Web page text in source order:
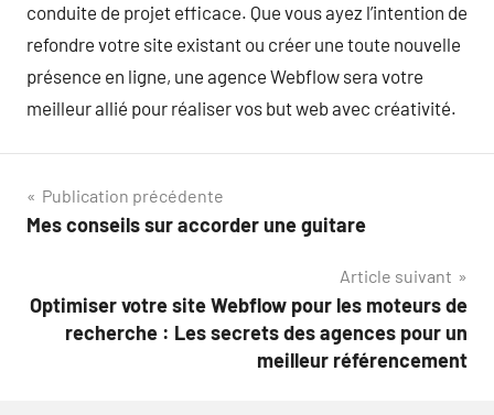
conduite de projet efficace. Que vous ayez l’intention de
refondre votre site existant ou créer une toute nouvelle
présence en ligne, une agence Webflow sera votre
meilleur allié pour réaliser vos but web avec créativité.
Navigation
de
Publication précédente
Mes conseils sur accorder une guitare
Article suivant
Optimiser votre site Webflow pour les moteurs de
recherche : Les secrets des agences pour un
meilleur référencement